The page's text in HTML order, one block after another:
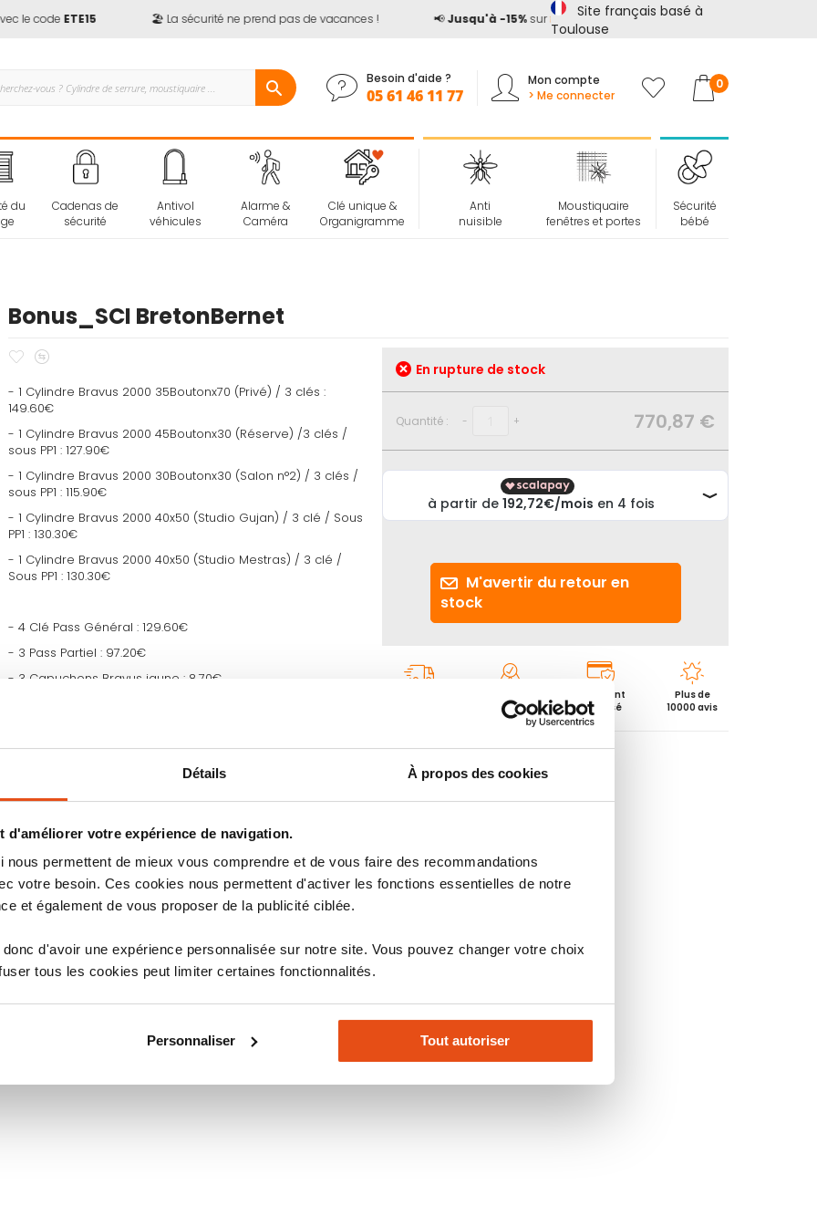
Détails À propos des cookies
d'améliorer votre expérience de navigation.
nous permettent de mieux vous comprendre et de vous faire des recommandations
votre besoin. Ces cookies nous permettent d'activer les fonctions essentielles de notre
et également de vous proposer de la publicité ciblée.
d'avoir une expérience personnalisée sur notre site. Vous pouvez changer votre choix
tous les cookies peut limiter certaines fonctionnalités.
Personnaliser Tout autoriser
le codeETE15 🏖️ La sécurité ne prend pas de vacances ! 📢Jusqu'à -15%surtout le site* avec le codeETE15
Site français basé à
Toulouse
Besoin d'aide ?
05 61 46 11 77
Mon compte
> Me connecter
Mon panier
0
du
Cadenas de
sécurité
Antivol
véhicules
Alarme &
Caméra
Clé unique &
Organigramme
Anti
nuisible
Moustiquaire
fenêtres et portes
Sécurité
bébé
Bonus_SCI BretonBernet
Ajouter
mes
favoris
comparateur
- 1 Cylindre Bravus 2000 35Boutonx70 (Privé) / 3 clés :
149.60€
- 1 Cylindre Bravus 2000 45Boutonx30 (Réserve) /3 clés /
sous PP1 : 127.90€
- 1 Cylindre Bravus 2000 30Boutonx30 (Salon n°2) / 3 clés /
sous PP1 : 115.90€
- 1 Cylindre Bravus 2000 40x50 (Studio Gujan) / 3 clé / Sous
PP1 : 130.30€
- 1 Cylindre Bravus 2000 40x50 (Studio Mestras) / 3 clé /
Sous PP1 : 130.30€
- 4 Clé Pass Général : 129.60€
- 3 Pass Partiel : 97.20€
- 3 Capuchons Bravus jaune : 8.70€
Remise commerciale 15% : -136.03€
Soit : 770.87€ TTC
En rupture de stock
Quantité : - + 770,87 €
M'avertir du retour en
stock
depuis 2012
Paiement
sécurisé
Plus de
10000 avis